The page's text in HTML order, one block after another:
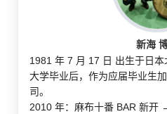
新海
1981 年 7 月 17 日 出生于日
大学毕业后，作为应届毕业生
司。
2010 年：麻布十番 BAR 新开